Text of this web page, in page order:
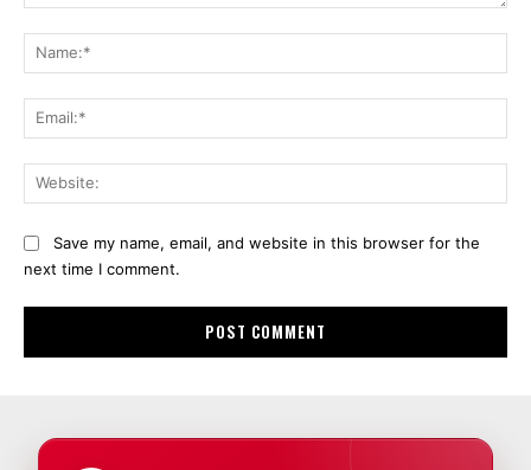
Save my name, email, and website in this browser for the
next time I comment.